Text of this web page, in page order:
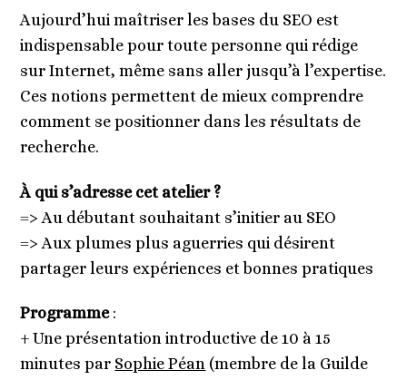
Aujourd’hui maîtriser les bases du SEO est
indispensable pour toute personne qui rédige
sur Internet, même sans aller jusqu’à l’expertise.
Ces notions permettent de mieux comprendre
comment se positionner dans les résultats de
recherche.
À qui s’adresse cet atelier ?
=> Au débutant souhaitant s’initier au SEO
=> Aux plumes plus aguerries qui désirent
partager leurs expériences et bonnes pratiques
Programme:
+ Une présentation introductive de 10 à 15
minutes par Sophie Péan (membre de la Guilde